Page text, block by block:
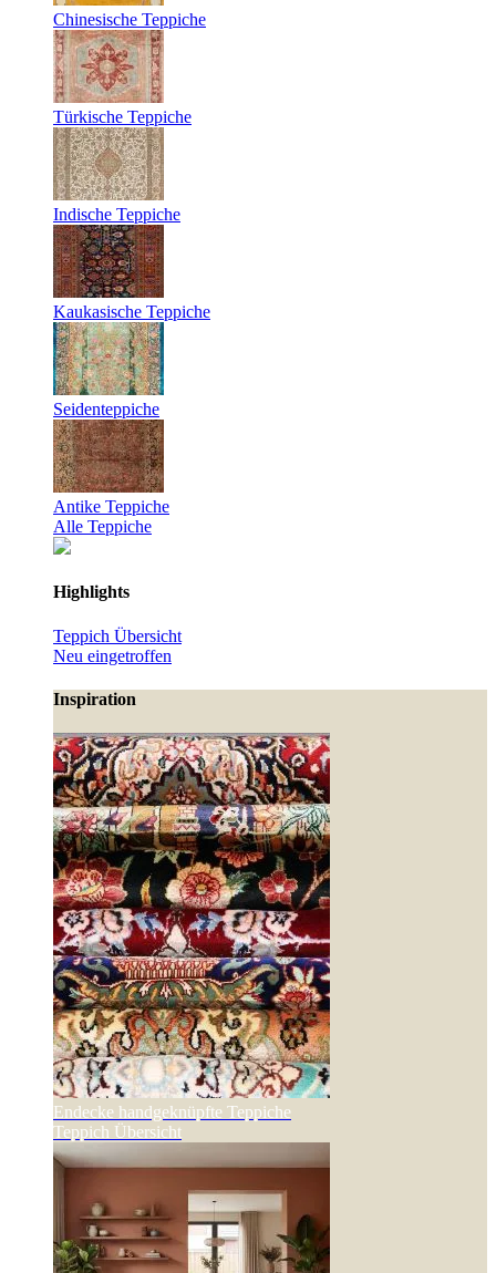
Chinesische Teppiche
Türkische Teppiche
Indische Teppiche
Kaukasische Teppiche
Seidenteppiche
Antike Teppiche
Alle Teppiche
Highlights
Teppich Übersicht
Neu eingetroffen
Inspiration
Endecke handgeknüpfte Teppiche
Teppich Übersicht